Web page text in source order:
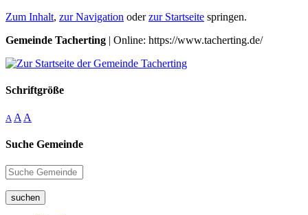
Zum Inhalt, zur Navigation oderzur Startseite springen.
Gemeinde Tacherting | Online: https://www.tacherting.de/
Schriftgröße
A A A
Suche Gemeinde
suchen